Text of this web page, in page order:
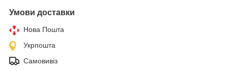
Умови доставки
Нова Пошта
Укрпошта
Самовивіз